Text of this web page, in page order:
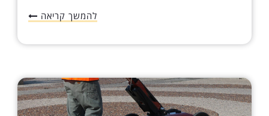
להמשך קריאה